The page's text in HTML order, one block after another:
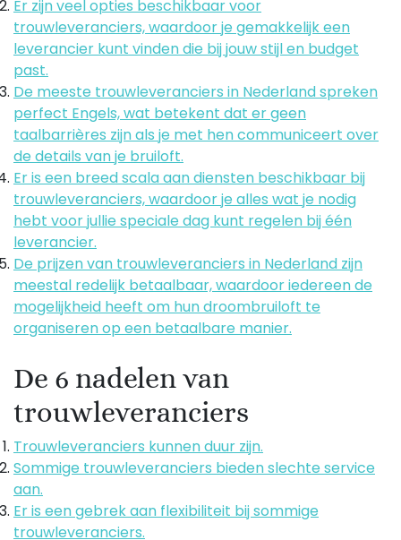
Er zijn veel opties beschikbaar voor
trouwleveranciers, waardoor je gemakkelijk een
leverancier kunt vinden die bij jouw stijl en budget
past.
De meeste trouwleveranciers in Nederland spreken
perfect Engels, wat betekent dat er geen
taalbarrières zijn als je met hen communiceert over
de details van je bruiloft.
Er is een breed scala aan diensten beschikbaar bij
trouwleveranciers, waardoor je alles wat je nodig
hebt voor jullie speciale dag kunt regelen bij één
leverancier.
De prijzen van trouwleveranciers in Nederland zijn
meestal redelijk betaalbaar, waardoor iedereen de
mogelijkheid heeft om hun droombruiloft te
organiseren op een betaalbare manier.
De 6 nadelen van
trouwleveranciers
Trouwleveranciers kunnen duur zijn.
Sommige trouwleveranciers bieden slechte service
aan.
Er is een gebrek aan flexibiliteit bij sommige
trouwleveranciers.